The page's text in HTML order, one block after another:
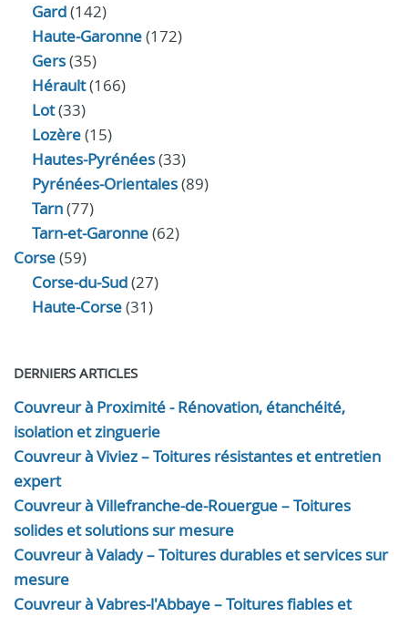
Gard(142)
Haute-Garonne(172)
Gers(35)
Hérault(166)
Lot(33)
Lozère(15)
Hautes-Pyrénées(33)
Pyrénées-Orientales(89)
Tarn(77)
Tarn-et-Garonne(62)
Corse(59)
Corse-du-Sud(27)
Haute-Corse(31)
DERNIERS ARTICLES
Couvreur à Proximité - Rénovation, étanchéité,
isolation et zinguerie
Couvreur à Viviez – Toitures résistantes et entretien
expert
Couvreur à Villefranche-de-Rouergue – Toitures
solides et solutions sur mesure
Couvreur à Valady – Toitures durables et services sur
mesure
Couvreur à Vabres-l'Abbaye – Toitures fiables et